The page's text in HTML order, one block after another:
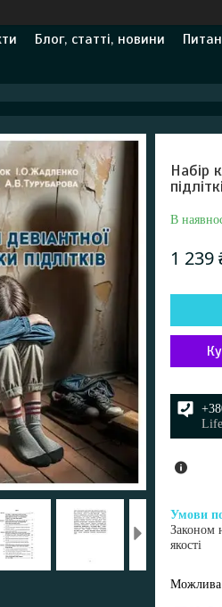
Блог, статті, новини
Набір
В
1 239
Life
Законом
якості